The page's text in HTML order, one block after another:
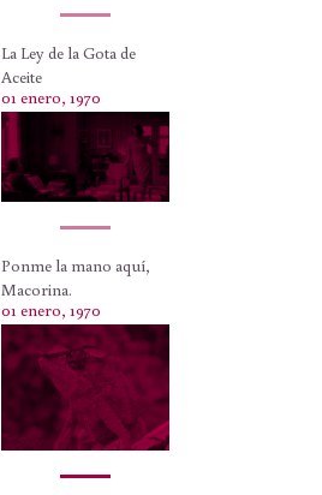
La Ley de la Gota de
Aceite
01 enero, 1970
Ponme la mano aquí,
Macorina.
01 enero, 1970